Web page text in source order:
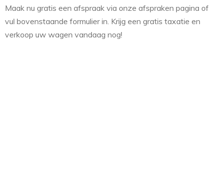
Maak nu gratis een afspraak via onze afspraken pagina of
vul bovenstaande formulier in. Krijg een gratis taxatie en
verkoop uw wagen vandaag nog!